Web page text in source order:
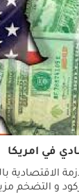
في امريكا
الاقتصادية
و التضخم